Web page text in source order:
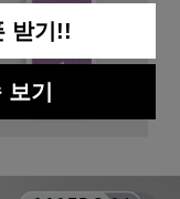
받기!!
기